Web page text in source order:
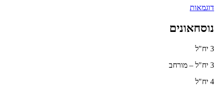
דוגמאות
נוסחאונים
3 יח"ל
3 יח"ל – מורחב
4 יח"ל